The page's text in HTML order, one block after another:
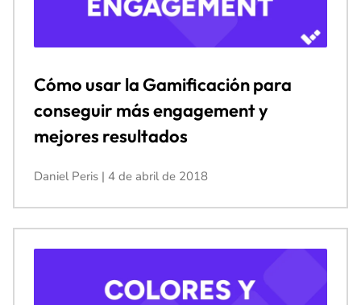
Cómo usar la Gamificación para
conseguir más engagement y
mejores resultados
Daniel Peris 4 de abril de 2018